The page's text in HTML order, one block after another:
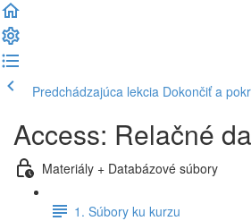
Predchádzajúca lekcia Dokončiť a
Access: Relačné
Materiály + Databázové súbory
1. Súbory ku kurzu